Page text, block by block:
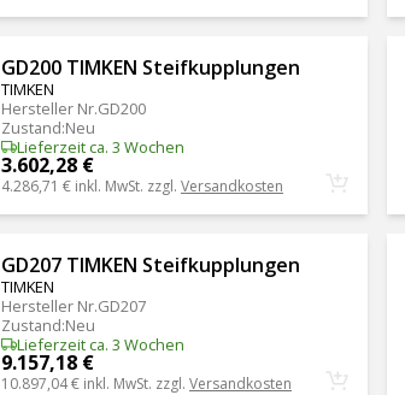
GD200 TIMKEN Steifkupplungen
TIMKEN
Hersteller Nr.GD200
Zustand:Neu
Lieferzeit ca. 3 Wochen
3.602,28 €
4.286,71 € inkl. MwSt. zzgl. Versandkosten
GD207 TIMKEN Steifkupplungen
TIMKEN
Hersteller Nr.GD207
Zustand:Neu
Lieferzeit ca. 3 Wochen
9.157,18 €
10.897,04 € inkl. MwSt. zzgl. Versandkosten